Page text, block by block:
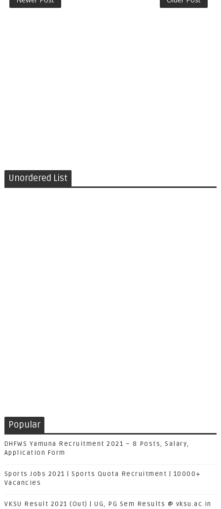
Unordered List
Popular
DHFWS Yamuna Recruitment 2021 – 8 Posts, Salary,
Application Form
Sports Jobs 2021 | Sports Quota Recruitment | 10000+
Vacancies
VKSU Result 2021 (Out) | UG, PG Sem Results @ vksu.ac.in